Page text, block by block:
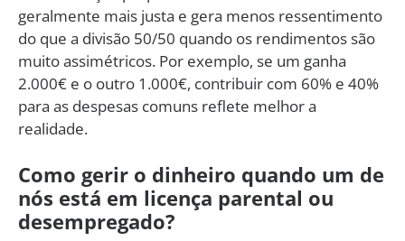
geralmente mais justa e gera menos ressentimento
do que a divisão 50/50 quando os rendimentos são
muito assimétricos. Por exemplo, se um ganha
2.000€ e o outro 1.000€, contribuir com 60% e 40%
para as despesas comuns reflete melhor a
realidade.
Como gerir o dinheiro quando um de
nós está em licença parental ou
desempregado?